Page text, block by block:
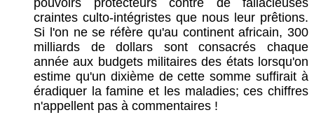
craintes culto-intégristes que nous leur prêtions.
Si l'on ne se réfère qu'au continent africain, 300
milliards de dollars sont consacrés chaque
année aux budgets militaires des états lorsqu'on
estime qu'un dixième de cette somme suffirait à
éradiquer la famine et les maladies; ces chiffres
n'appellent pas à commentaires !